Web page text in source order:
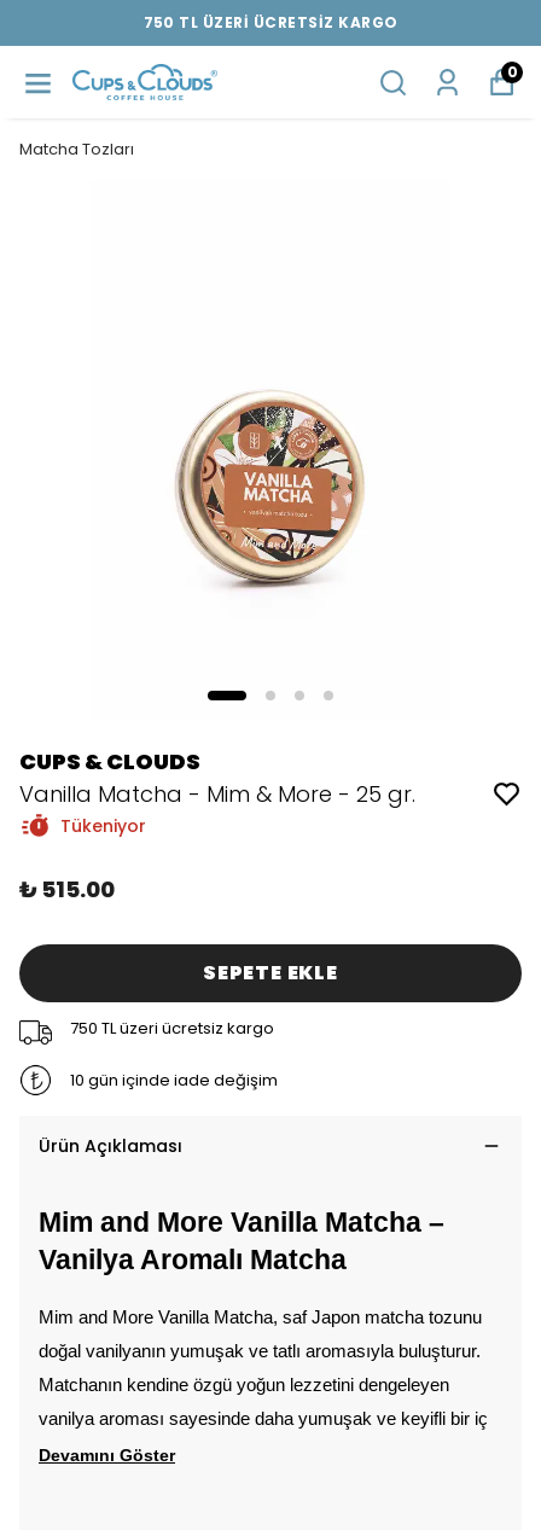
750 TL ÜZERİ ÜCRETSİZ KARGO
0
Matcha Tozları
CUPS & CLOUDS
Vanilla Matcha - Mim & More - 25 gr.
Tükeniyor
₺ 515.00
SEPETE EKLE
750 TL üzeri ücretsiz kargo
10 gün içinde iade değişim
Ürün Açıklaması
Mim and More Vanilla Matcha –
Vanilya Aromalı Matcha
Mim and More Vanilla Matcha, saf Japon matcha tozunu
doğal vanilyanın yumuşak ve tatlı aromasıyla buluşturur.
Matchanın kendine özgü yoğun lezzetini dengeleyen
vanilya aroması sayesinde daha yumuşak ve keyifli bir iç
Devamını Göster